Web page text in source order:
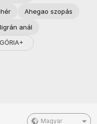
Ahegao szopás
anál
Magyar